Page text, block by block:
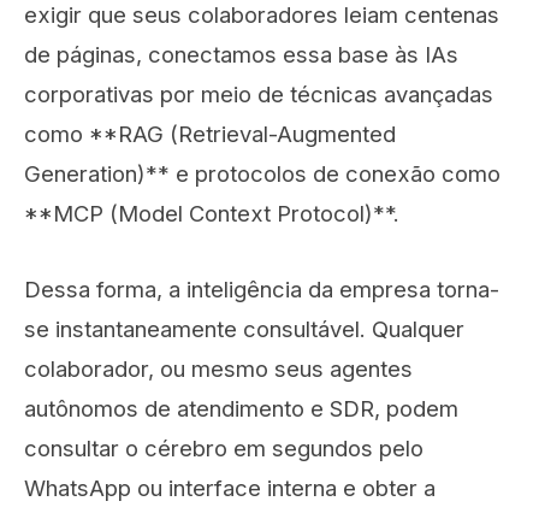
exigir que seus colaboradores leiam centenas
de páginas, conectamos essa base às IAs
corporativas por meio de técnicas avançadas
como **RAG (Retrieval-Augmented
Generation)** e protocolos de conexão como
**MCP (Model Context Protocol)**.
Dessa forma, a inteligência da empresa torna-
se instantaneamente consultável. Qualquer
colaborador, ou mesmo seus agentes
autônomos de atendimento e SDR, podem
consultar o cérebro em segundos pelo
WhatsApp ou interface interna e obter a